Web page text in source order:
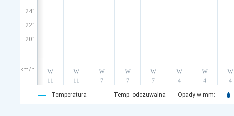
24°
22°
20°
km/h
Temperatura Temp. odczuwalna Opady w mm: